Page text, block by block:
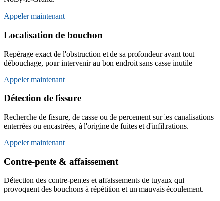
Appeler maintenant
Localisation de bouchon
Repérage exact de l'obstruction et de sa profondeur avant tout
débouchage, pour intervenir au bon endroit sans casse inutile.
Appeler maintenant
Détection de fissure
Recherche de fissure, de casse ou de percement sur les canalisations
enterrées ou encastrées, à l'origine de fuites et d'infiltrations.
Appeler maintenant
Contre-pente & affaissement
Détection des contre-pentes et affaissements de tuyaux qui
provoquent des bouchons à répétition et un mauvais écoulement.